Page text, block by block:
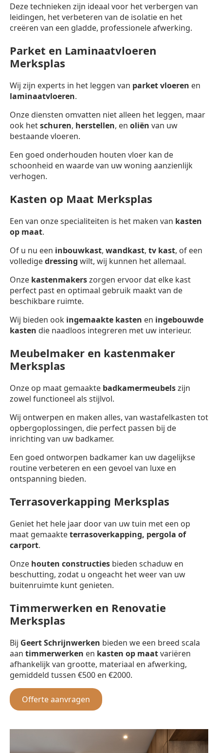
Deze technieken zijn ideaal voor het verbergen van
leidingen, het verbeteren van de isolatie en het
creëren van een gladde, professionele afwerking.
Parket en Laminaatvloeren
Merksplas
Wij zijn experts in het leggen van parket vloeren en
laminaatvloeren.
Onze diensten omvatten niet alleen het leggen, maar
ook hetschuren, herstellen, en oliën van uw
bestaande vloeren.
Een goed onderhouden houten vloer kan de
schoonheid en waarde van uw woning aanzienlijk
verhogen.
Kasten op Maat Merksplas
Een van onze specialiteiten is het maken van kasten
op maat.
Of u nu een inbouwkast, wandkast, tv kast, of een
volledigedressing wilt, wij kunnen het allemaal.
Onze kastenmakerszorgen ervoor dat elke kast
perfect past en optimaal gebruik maakt van de
beschikbare ruimte.
Wij bieden ook ingemaakte kasten en ingebouwde
kasten die naadloos integreren met uw interieur.
Meubelmaker en kastenmaker
Merksplas
Onze op maat gemaakte badkamermeubelszijn
zowel functioneel als stijlvol.
Wij ontwerpen en maken alles, van wastafelkasten tot
opbergoplossingen, die perfect passen bij de
inrichting van uw badkamer.
Een goed ontworpen badkamer kan uw dagelijkse
routine verbeteren en een gevoel van luxe en
ontspanning bieden.
Terrasoverkapping Merksplas
Geniet het hele jaar door van uw tuin met een op
maat gemaakteterrasoverkapping, pergola of
carport.
Onze houten constructies bieden schaduw en
beschutting, zodat u ongeacht het weer van uw
buitenruimte kunt genieten.
Timmerwerken en Renovatie
Merksplas
Bij Geert Schrijnwerken bieden we een breed scala
aan timmerwerken en kasten op maatvariëren
afhankelijk van grootte, materiaal en afwerking,
gemiddeld tussen €500 en €2000.
Offerte aanvragen